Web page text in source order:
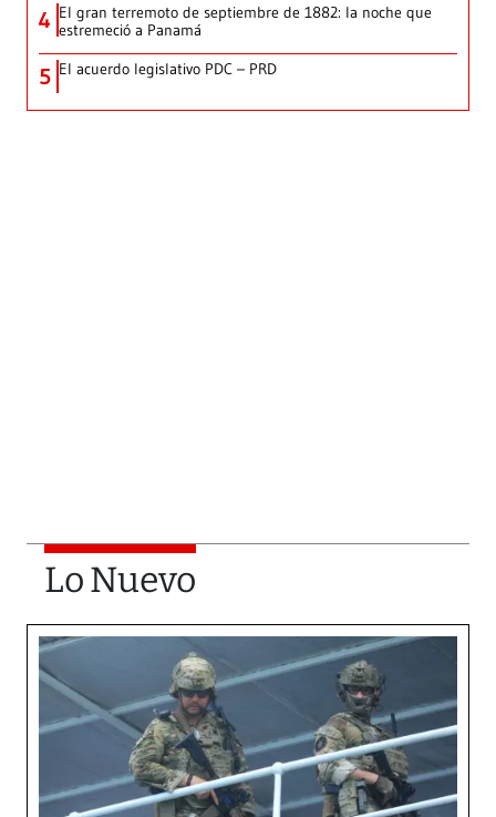
4 El gran terremoto de septiembre de 1882: la noche que
estremeció a Panamá
5 El acuerdo legislativo PDC – PRD
Lo Nuevo